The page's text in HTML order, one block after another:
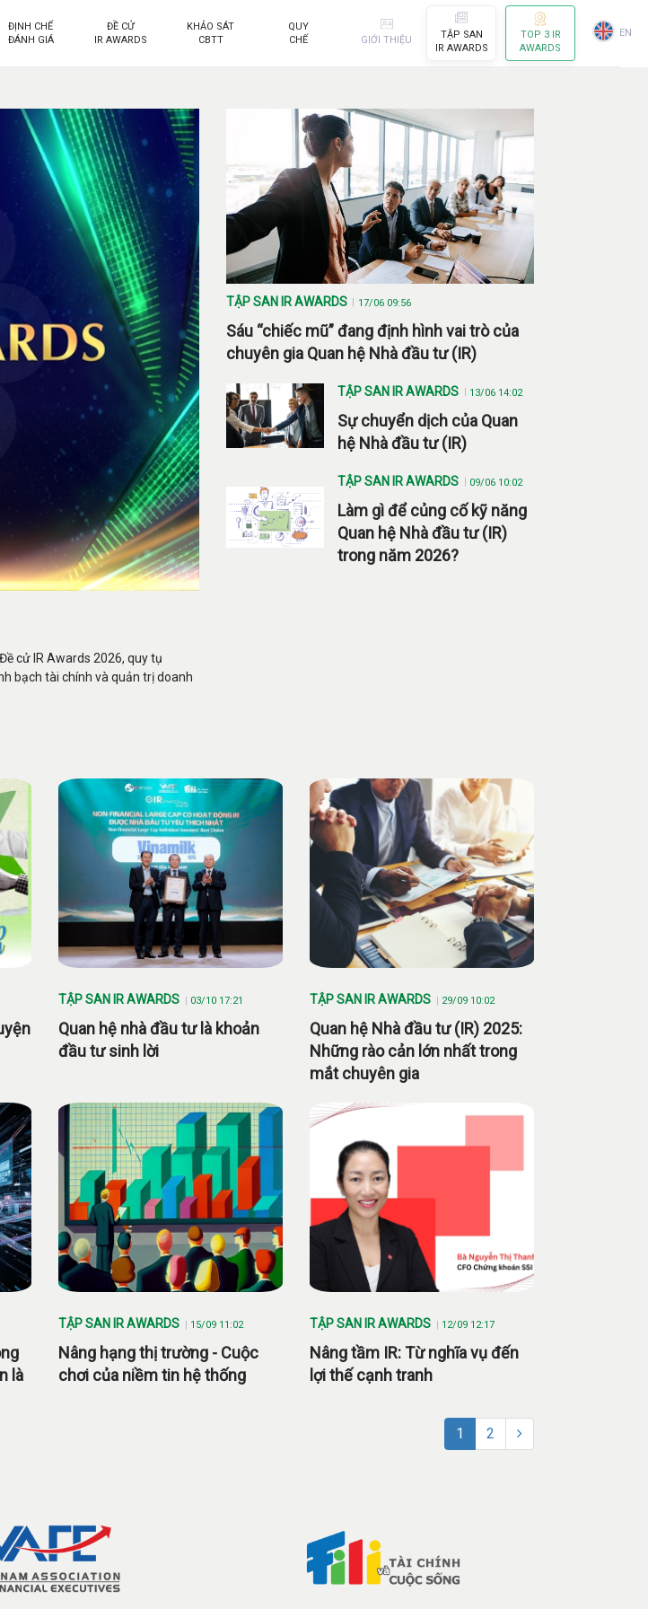
ĐỊNH CHẾ
ĐÁNH GIÁ
ĐỀ CỬ
IR AWARDS
KHẢO SÁT
CBTT
QUY
CHẾ
GIỚI THIỆU
TẬP SAN
IR AWARDS
TOP 3 IR
AWARDS
EN
cử IR Awards 2026, quy tụ
bạch tài chính và quản trị doanh
TẬP SAN IR AWARDS 17/06 09:56
Sáu “chiếc mũ” đang định hình vai trò của
chuyên gia Quan hệ Nhà đầu tư (IR)
TẬP SAN IR AWARDS 13/06 14:02
Sự chuyển dịch của Quan
hệ Nhà đầu tư (IR)
TẬP SAN IR AWARDS 09/06 10:02
Làm gì để củng cố kỹ năng
Quan hệ Nhà đầu tư (IR)
trong năm 2026?
TẬP SAN IR AWARDS 03/10 17:21
Quan hệ nhà đầu tư là khoản
đầu tư sinh lời
TẬP SAN IR AWARDS 29/09 10:02
Quan hệ Nhà đầu tư (IR) 2025:
Những rào cản lớn nhất trong
mắt chuyên gia
là
TẬP SAN IR AWARDS 15/09 11:02
Nâng hạng thị trường - Cuộc
chơi của niềm tin hệ thống
TẬP SAN IR AWARDS 12/09 12:17
Nâng tầm IR: Từ nghĩa vụ đến
lợi thế cạnh tranh
1 2